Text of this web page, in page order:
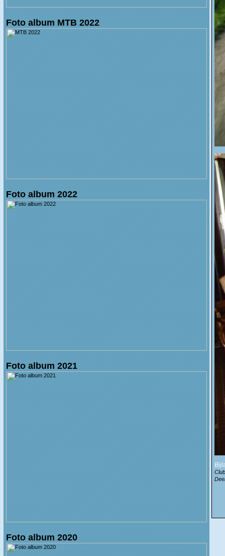
Foto album MTB 2022
Foto album 2022
Foto album 2021
Foto album 2020